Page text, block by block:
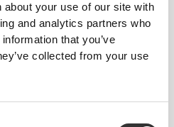
about your use of our site with
and analytics partners who
that you’ve
collected from your use